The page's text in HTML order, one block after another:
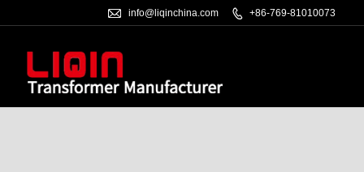
 info@liqinchina.com  +86-769-81010073